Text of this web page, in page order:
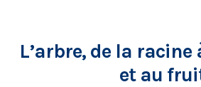
L’arbre, de la
et au